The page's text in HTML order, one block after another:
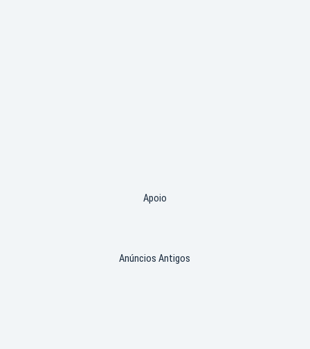
Apoio
Anúncios Antigos